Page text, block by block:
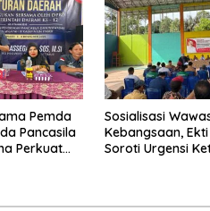
Pemda
Pancasila
Perkuat
Sosialisasi
Kebangsaan,
Soroti Urgensi